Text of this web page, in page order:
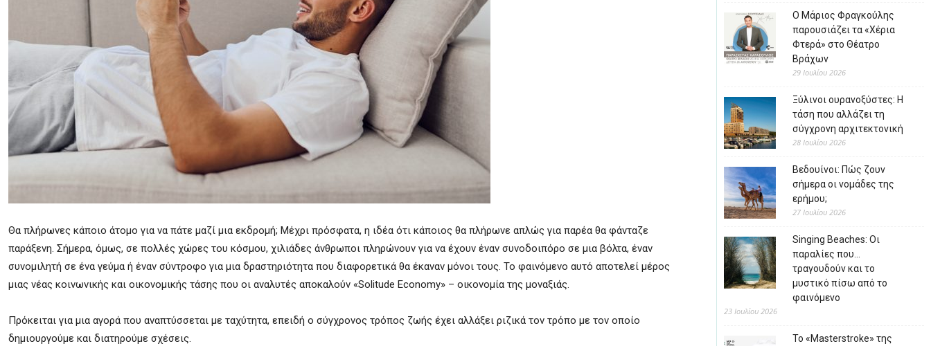
Θα πλήρωνες κάποιο άτομο για να πάτε μαζί μια εκδρομή; Μέχρι πρόσφατα, η ιδέα ότι κάποιος θα πλήρωνε απλώς για παρέα θα φάνταζε
παράξενη. Σήμερα, όμως, σε πολλές χώρες του κόσμου, χιλιάδες άνθρωποι πληρώνουν για να έχουν έναν συνοδοιπόρο σε μια βόλτα, έναν
συνομιλητή σε ένα γεύμα ή έναν σύντροφο για μια δραστηριότητα που διαφορετικά θα έκαναν μόνοι τους. Το φαινόμενο αυτό αποτελεί μέρος
μιας νέας κοινωνικής και οικονομικής τάσης που οι αναλυτές αποκαλούν «Solitude Economy» – οικονομία της μοναξιάς.
Πρόκειται για μια αγορά που αναπτύσσεται με ταχύτητα, επειδή ο σύγχρονος τρόπος ζωής έχει αλλάξει ριζικά τον τρόπο με τον οποίο
δημιουργούμε και διατηρούμε σχέσεις.
Ο Μάριος Φραγκούλης
παρουσιάζει τα «Χέρια
Φτερά» στο Θέατρο
Βράχων
29 Ιουλίου 2026
Ξύλινοι ουρανοξύστες: Η
τάση που αλλάζει τη
σύγχρονη αρχιτεκτονική
28 Ιουλίου 2026
Βεδουίνοι: Πώς ζουν
σήμερα οι νομάδες της
ερήμου;
27 Ιουλίου 2026
Singing Beaches: Οι
παραλίες που…
τραγουδούν και το
μυστικό πίσω από το
φαινόμενο
23 Ιουλίου 2026
Το «Masterstroke» της